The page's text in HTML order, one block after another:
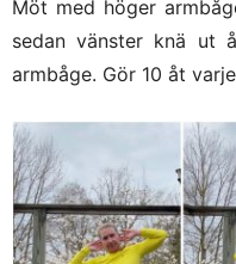
Möt med höger
sedan vänster knä ut
armbåge. Gör 10 åt